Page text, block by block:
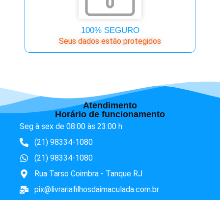
100% SEGURO
Seus dados estão protegidos
Atendimento
Horário de funcionamento
Seg à sex de 08:00 às 23:00 h
(21) 98334-1080
(21) 98334-1080
Rua Tarso Coimbra - Tanque RJ
pix@livrariafilhosdaimaculada.com.br